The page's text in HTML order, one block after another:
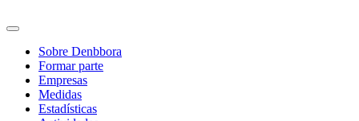
Navegación
principal
Sobre Denbbora
Formar parte
Empresas
Medidas
Estadísticas